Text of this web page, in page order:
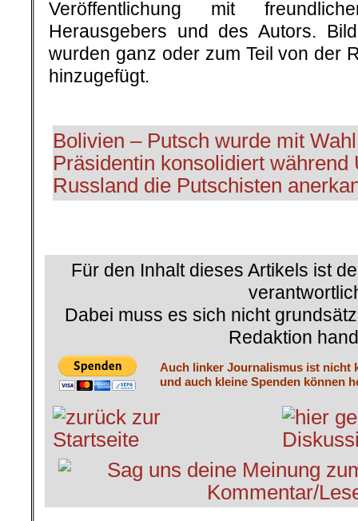
Veröffentlichung mit
Herausgebers und des Autors.
wurden ganz oder zum Teil von der
hinzugefügt.
Bolivien – Putsch wurde mit
Präsidentin konsolidiert während
Russland die Putschisten
Für den Inhalt dieses Artikels ist
Dabei muss es sich nicht
Redaktion
Auch linker Journalismus ist nicht
und auch kleine Spenden können